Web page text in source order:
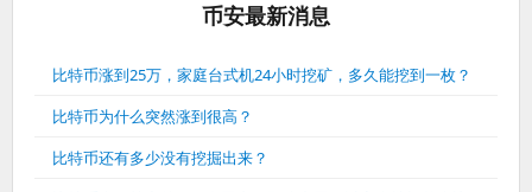
币安最新消息
比特币涨到25万，家庭台式机24小时挖矿，多久能挖到一枚？
比特币为什么突然涨到很高？
比特币还有多少没有挖掘出来？